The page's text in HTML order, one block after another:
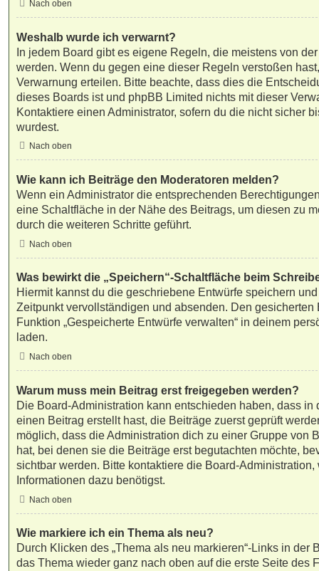
Nach oben
Weshalb wurde ich verwarnt?
In jedem Board gibt es eigene Regeln, die meistens von
werden. Wenn du gegen eine dieser Regeln verstoßen
Verwarnung erteilen. Bitte beachte, dass dies die
dieses Boards ist und phpBB Limited nichts mit dieser
Kontaktiere einen Administrator, sofern du die nicht sicher
wurdest.
Nach oben
Wie kann ich Beiträge den Moderatoren melden?
Wenn ein Administrator die entsprechenden
eine Schaltfläche in der Nähe des Beitrags, um diesen zu
durch die weiteren Schritte geführt.
Nach oben
Was bewirkt die „Speichern“-Schaltfläche beim
Hiermit kannst du die geschriebene Entwürfe speichern
Zeitpunkt vervollständigen und absenden. Den gesicherten
Funktion „Gespeicherte Entwürfe verwalten“ in deinem
laden.
Nach oben
Warum muss mein Beitrag erst freigegeben werden?
Die Board-Administration kann entschieden haben, dass in
einen Beitrag erstellt hast, die Beiträge zuerst geprüft
möglich, dass die Administration dich zu einer Gruppe von
hat, bei denen sie die Beiträge erst begutachten möchte,
sichtbar werden. Bitte kontaktiere die Board-Administration,
Informationen dazu benötigst.
Nach oben
Wie markiere ich ein Thema als neu?
Durch Klicken des „Thema als neu markieren“-Links in der
das Thema wieder ganz nach oben auf die erste Seite des